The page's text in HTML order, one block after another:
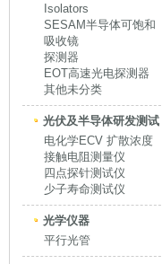
Isolators
SESAM半导体可饱和
吸收镜
探测器
EOT高速光电探测器
其他未分类
光伏及半导体研发测试
电化学ECV 扩散浓度
接触电阻测量仪
四点探针测试仪
少子寿命测试仪
光学仪器
平行光管